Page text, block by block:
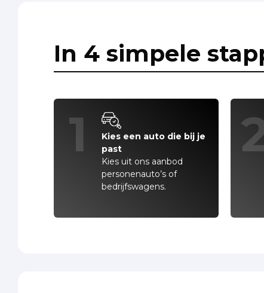
In 4 simpele
1
Kies een auto die bij je
past
Kies uit ons aanbod
personenauto’s of
bedrijfswagens.